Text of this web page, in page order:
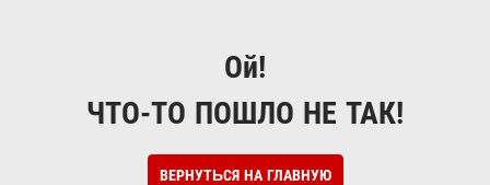
Ой!
ЧТО-ТО ПОШЛО НЕ ТАК!
ВЕРНУТЬСЯ НА ГЛАВНУЮ